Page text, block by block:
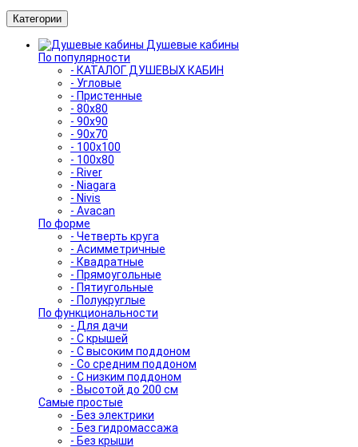
Категории
Душевые кабины
По популярности
- КАТАЛОГ ДУШЕВЫХ КАБИН
- Угловые
- Пристенные
- 80x80
- 90x90
- 90x70
- 100x100
- 100x80
- River
- Niagara
- Nivis
- Avacan
По форме
- Четверть круга
- Асимметричные
- Квадратные
- Прямоугольные
- Пятиугольные
- Полукруглые
По функциональности
- Для дачи
- С крышей
- С высоким поддоном
- Со средним поддоном
- С низким поддоном
- Высотой до 200 см
Самые простые
- Без электрики
- Без гидромассажа
- Без крыши